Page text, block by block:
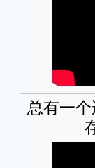
总有一